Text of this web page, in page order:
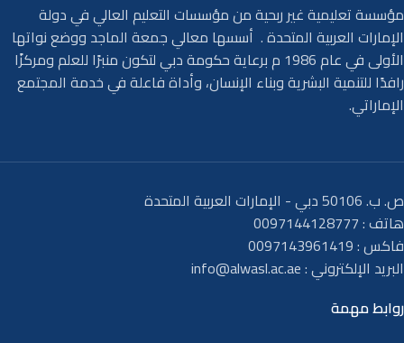
مؤسسة تعليمية غير ربحية من مؤسسات التعليم العالي في دولة
الإمارات العربية المتحدة . أسسها معالي جمعة الماجد ووضع نواتها
الأولى في عام 1986 م برعاية حكومة دبي لتكون منبرًا للعلم ومركزًا
رافدًا للتنمية البشرية وبناء الإنسان، وأداة فاعلة في خدمة المجتمع
الإماراتي.
ص. ب. 50106 دبي - الإمارات العربية المتحدة
هاتف : 0097144128777
فاكس : 0097143961419
البريد الإلكتروني :info@alwasl.ac.ae
روابط مهمة